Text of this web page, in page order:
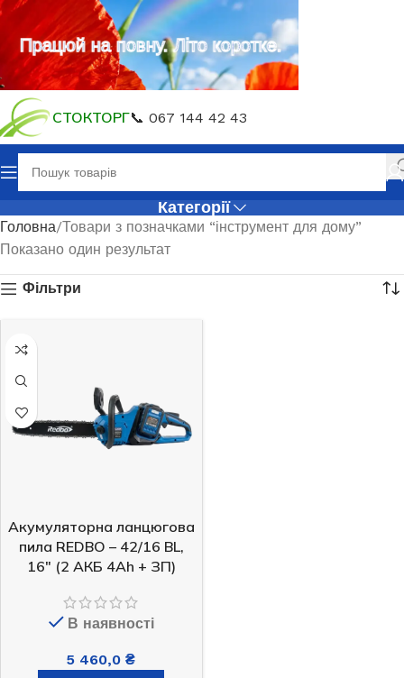
СТОКТОРГ📞 067 144 42 43
Категорії
Головна Товари з позначками “інструмент для дому”
Показано один результат
Фільтри
Акумуляторна ланцюгова
пила REDBO – 42/16 BL,
16″ (2 АКБ 4Ah + ЗП)
В наявності
5 460,0 ₴
Працюй на повну. Літо коротке.